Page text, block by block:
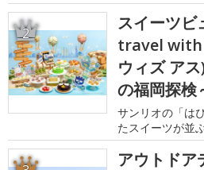
2
スイーツビ
travel with
ウィズ ア
の福岡探検
サンリオの「は
たスイーツが並
アウトドア